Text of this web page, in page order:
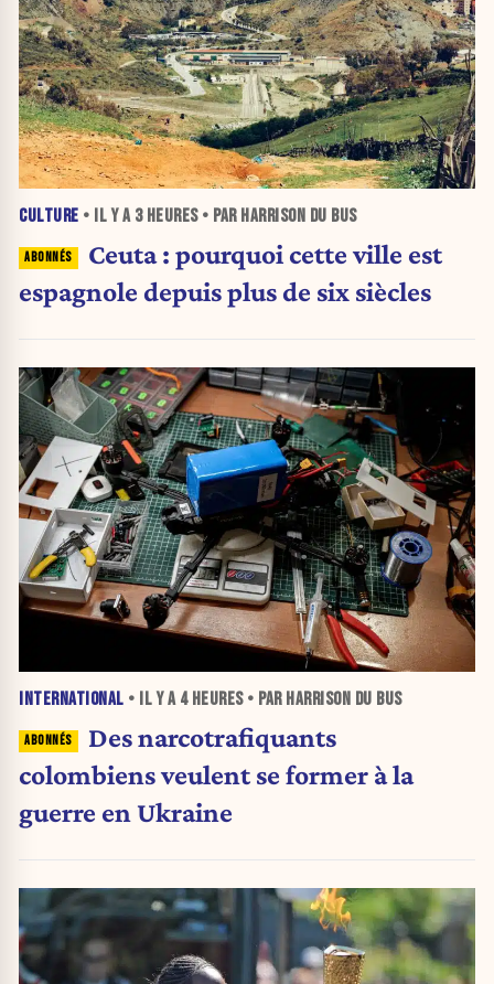
CULTURE • IL Y A 3 HEURES• PAR HARRISON DU BUS
Ceuta : pourquoi cette ville est
espagnole depuis plus de six siècles
INTERNATIONAL • IL Y A 4 HEURES• PAR HARRISON DU BUS
Des narcotrafiquants
colombiens veulent se former à la
guerre en Ukraine